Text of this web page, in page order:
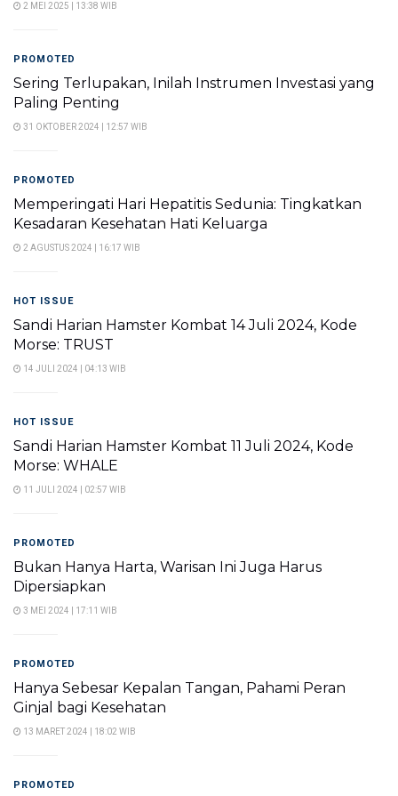
2 MEI 2025 | 13:38 WIB
PROMOTED
Sering Terlupakan, Inilah Instrumen Investasi yang
Paling Penting
31 OKTOBER 2024 | 12:57 WIB
PROMOTED
Memperingati Hari Hepatitis Sedunia: Tingkatkan
Kesadaran Kesehatan Hati Keluarga
2 AGUSTUS 2024 | 16:17 WIB
HOT ISSUE
Sandi Harian Hamster Kombat 14 Juli 2024, Kode
Morse: TRUST
14 JULI 2024 | 04:13 WIB
HOT ISSUE
Sandi Harian Hamster Kombat 11 Juli 2024, Kode
Morse: WHALE
11 JULI 2024 | 02:57 WIB
PROMOTED
Bukan Hanya Harta, Warisan Ini Juga Harus
Dipersiapkan
3 MEI 2024 | 17:11 WIB
PROMOTED
Hanya Sebesar Kepalan Tangan, Pahami Peran
Ginjal bagi Kesehatan
13 MARET 2024 | 18:02 WIB
PROMOTED